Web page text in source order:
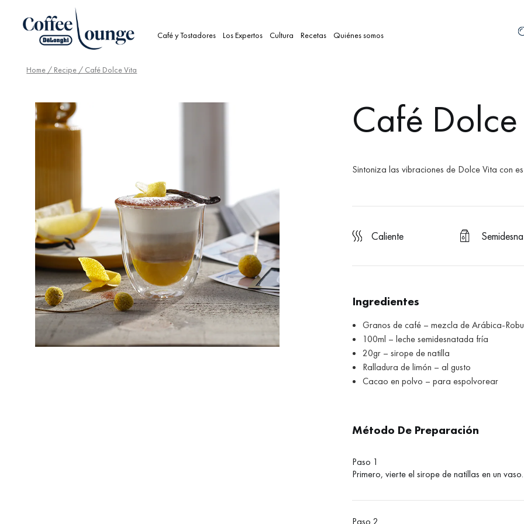
Café y Tostadores Los Expertos Cultura Recetas Quiénes somos
Home / Recipe / Café Dolce Vita
Café
Sintoniza las vibraciones de Dolce Vita con
caliente
Ingredientes
Granos de café – mezcla de Arábica-
100ml – leche semidesnatada fría
20gr – sirope de natilla
Ralladura de limón – al gusto
Cacao en polvo – para espolvorear
Método De Preparación
Paso 1
Primero, vierte el sirope de natillas en un vaso.